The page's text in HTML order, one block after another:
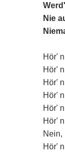
Nie
Hör'
Hör'
Hör'
Hör'
Hör'
Hör'
Nein,
Hör'